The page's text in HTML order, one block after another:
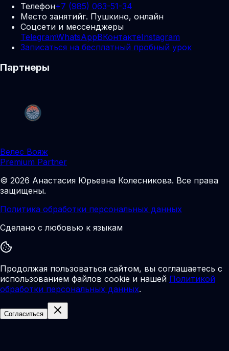
Телефон+7 (985) 063-51-34
Место занятийг. Пушкино, онлайн
Соцсети и мессенджеры
TelegramWhatsAppВКонтактеInstagram
Записаться на бесплатный пробный урок
Партнеры
Велес Вояж
Premium Partner
© 2026 Анастасия Юрьевна Колесникова. Все права
защищены.
Политика обработки персональных данных
Сделано с любовью к языкам
Продолжая пользоваться сайтом, вы соглашаетесь с
использованием файлов cookie и нашей Политикой
обработки персональных данных.
Согласиться